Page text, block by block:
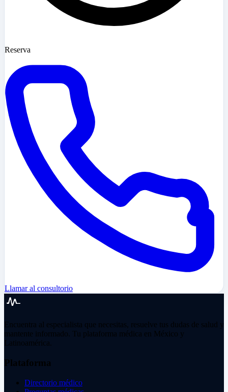
Reserva
Llamar al consultorio
Encuentra al especialista que necesitas, resuelve tus dudas de salud y
mantente informado. Tu plataforma médica en México y
Latinoamérica.
Plataforma
Directorio médico